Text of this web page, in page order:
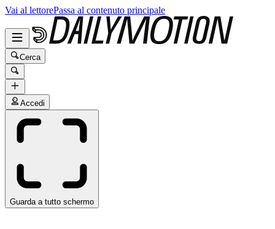
Vai al lettorePassa al contenuto principale
Cerca
Accedi
Guarda a tutto schermo